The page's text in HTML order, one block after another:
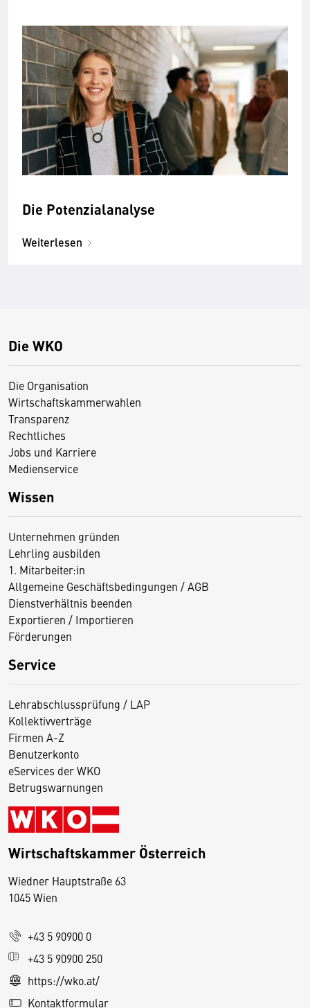
Die Potenzialanalyse
Weiterlesen
Die WKO
Die Organisation
Wirtschaftskammerwahlen
Transparenz
Rechtliches
Jobs und Karriere
Medienservice
Wissen
Unternehmen gründen
Lehrling ausbilden
1. Mitarbeiter:in
Allgemeine Geschäftsbedingungen / AGB
Dienstverhältnis beenden
Exportieren / Importieren
Förderungen
Service
Lehrabschlussprüfung / LAP
Kollektivverträge
Firmen A-Z
Benutzerkonto
eServices der WKO
Betrugswarnungen
Wirtschaftskammer Österreich
Wiedner Hauptstraße 63
1045 Wien
+43 5 90900 0
+43 5 90900 250
https://wko.at/
Kontaktformular
D
s
e
S
e